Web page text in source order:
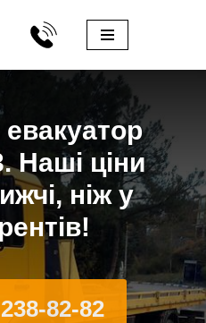
Наші ціни
ніж у
82-82